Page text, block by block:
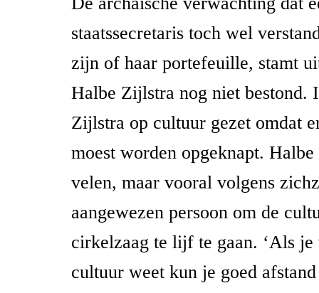
staatssecretaris toch wel
zijn of haar portefeuille, stamt
Halbe Zijlstra nog niet bestond.
Zijlstra op cultuur gezet omdat
moest worden opgeknapt.
velen, maar vooral volgens
aangewezen persoon om de
cirkelzaag te lijf te gaan. ‘Als
cultuur weet kun je goed afstand